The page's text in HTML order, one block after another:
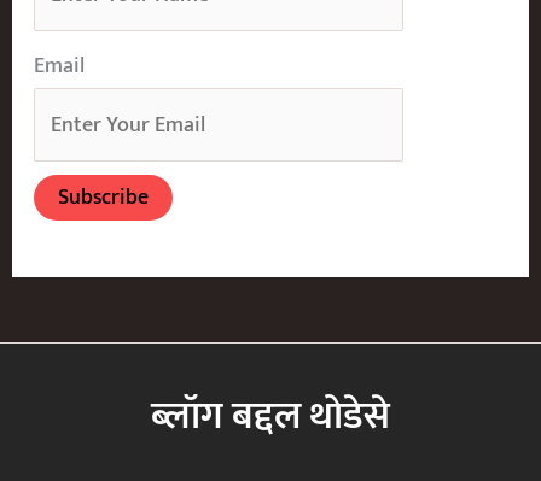
Email
ब्लॉग बद्दल थोडेसे